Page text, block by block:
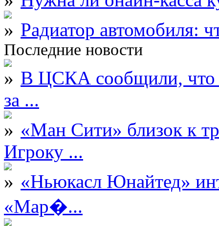
Радиатор автомобиля:
Последние новости
В ЦСКА сообщили, что
за ...
«Ман Сити» близок к
Игроку ...
«Ньюкасл Юнайтед»
«Мар�...